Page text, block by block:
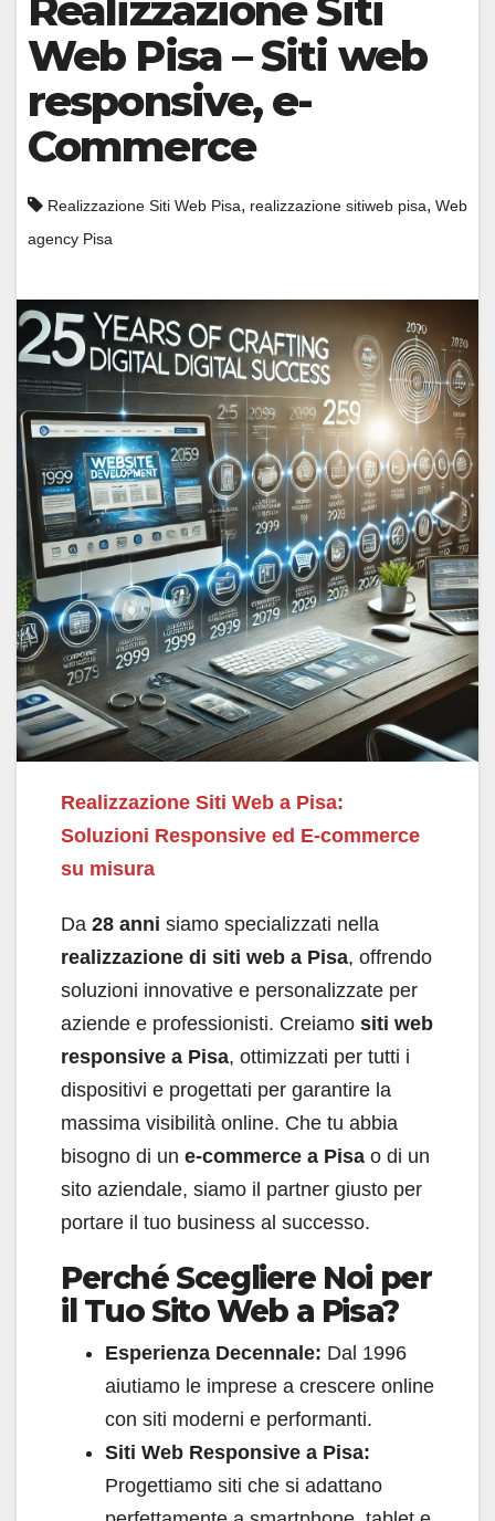
Realizzazione Siti
Web Pisa – Siti web
responsive, e-
Commerce
Realizzazione Siti Web Pisa, realizzazione sitiweb pisa, Web
agency Pisa
Realizzazione Siti Web a Pisa:
Soluzioni Responsive ed E-commerce
su misura
Da 28 anni siamo specializzati nella
realizzazione di siti web a Pisa, offrendo
soluzioni innovative e personalizzate per
aziende e professionisti. Creiamo siti web
responsive a Pisa, ottimizzati per tutti i
dispositivi e progettati per garantire la
massima visibilità online. Che tu abbia
bisogno di un e-commerce a Pisa o di un
sito aziendale, siamo il partner giusto per
portare il tuo business al successo.
Perché Scegliere Noi per
il Tuo Sito Web a Pisa?
Esperienza Decennale: Dal 1996
aiutiamo le imprese a crescere online
con siti moderni e performanti.
Siti Web Responsive a Pisa:
Progettiamo siti che si adattano